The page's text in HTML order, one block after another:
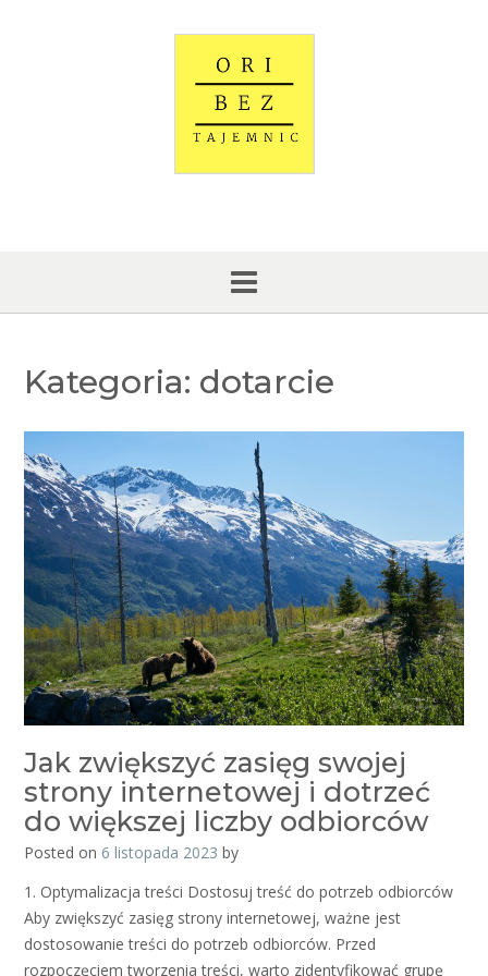
Kategoria: dotarcie
Jak zwiększyć zasięg swojej
strony internetowej i dotrzeć
do większej liczby odbiorców
Posted on 6 listopada 2023 by
1. Optymalizacja treści Dostosuj treść do potrzeb odbiorców
Aby zwiększyć zasięg strony internetowej, ważne jest
dostosowanie treści do potrzeb odbiorców. Przed
rozpoczęciem tworzenia treści, warto zidentyfikować grupę